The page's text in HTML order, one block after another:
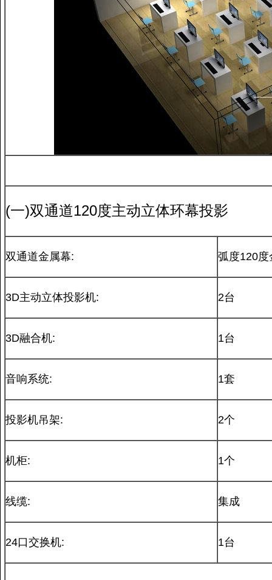
(一)双通道120度主动立体环幕投影
双通道金属幕: 弧度120度
3D主动立体投影机: 2台
3D融合机: 1台
音响系统: 1套
投影机吊架: 2个
机柜: 1个
线缆: 集成
24口交换机: 1台